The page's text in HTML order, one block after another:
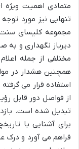
متمادی اهمیت ویژه
تنهایی نیز مورد
مجموعه کلیسای
دیرباز نگهداری و به
مختلفی از جمله
همچنین هشدار در
استفاده قرار می
از فواصل دور قابل
تبدیل شده است.
برای آشنایی با
فراهم می آورد و درک